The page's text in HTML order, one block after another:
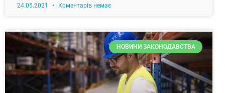
24.05.2021 Коментарів немає
НОВИНИ ЗАКОНОДАВСТВА